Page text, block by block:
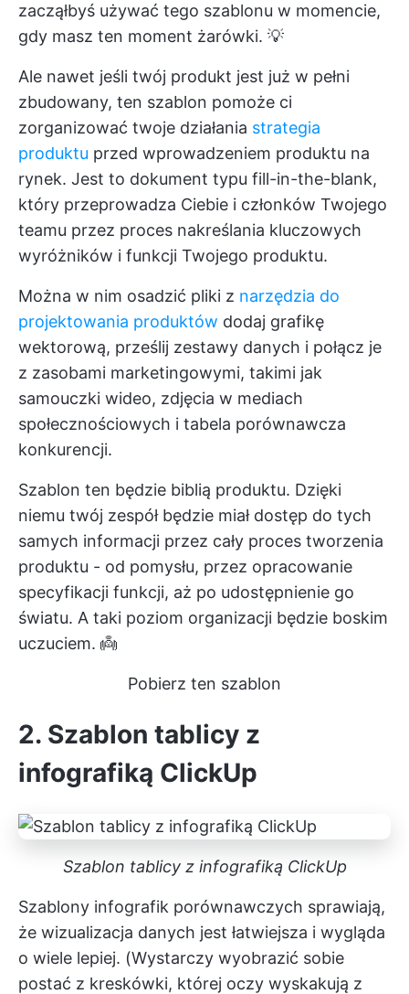
zacząłbyś używać tego szablonu w momencie,
gdy masz ten moment żarówki. 💡
Ale nawet jeśli twój produkt jest już w pełni
zbudowany, ten szablon pomoże ci
zorganizować twoje działania strategia
produktu przed wprowadzeniem produktu na
rynek. Jest to dokument typu fill-in-the-blank,
który przeprowadza Ciebie i członków Twojego
teamu przez proces nakreślania kluczowych
wyróżników i funkcji Twojego produktu.
Można w nim osadzić pliki z narzędzia do
projektowania produktów dodaj grafikę
wektorową, prześlij zestawy danych i połącz je
z zasobami marketingowymi, takimi jak
samouczki wideo, zdjęcia w mediach
społecznościowych i tabela porównawcza
konkurencji.
Szablon ten będzie biblią produktu. Dzięki
niemu twój zespół będzie miał dostęp do tych
samych informacji przez cały proces tworzenia
produktu - od pomysłu, przez opracowanie
specyfikacji funkcji, aż po udostępnienie go
światu. A taki poziom organizacji będzie boskim
uczuciem. 👼
Pobierz ten szablon
2. Szablon tablicy z
infografiką ClickUp
Szablon tablicy z infografiką ClickUp
Szablony infografik porównawczych sprawiają,
że wizualizacja danych jest łatwiejsza i wygląda
o wiele lepiej. (Wystarczy wyobrazić sobie
postać z kreskówki, której oczy wyskakują z